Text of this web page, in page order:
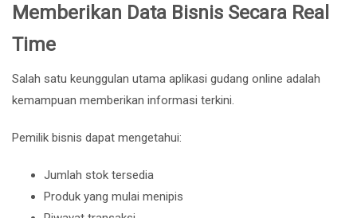
Memberikan Data Bisnis Secara Real
Time
Salah satu keunggulan utama aplikasi gudang online adalah
kemampuan memberikan informasi terkini.
Pemilik bisnis dapat mengetahui:
Jumlah stok tersedia
Produk yang mulai menipis